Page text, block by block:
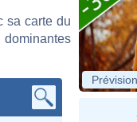
sa carte du